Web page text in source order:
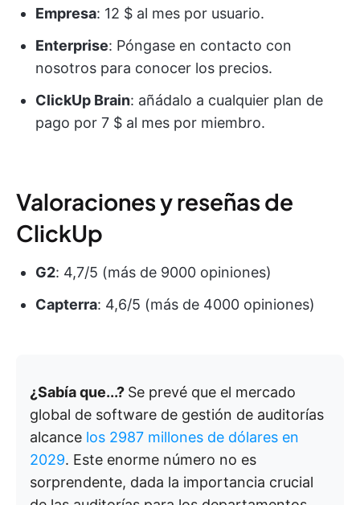
Empresa: 12 $ al mes por usuario.
Enterprise: Póngase en contacto con
nosotros para conocer los precios.
ClickUp Brain: añádalo a cualquier plan de
pago por 7 $ al mes por miembro.
Valoraciones y reseñas de
ClickUp
G2: 4,7/5 (más de 9000 opiniones)
Capterra: 4,6/5 (más de 4000 opiniones)
¿Sabía que...? Se prevé que el mercado
global de software de gestión de auditorías
alcance los 2987 millones de dólares en
2029. Este enorme número no es
sorprendente, dada la importancia crucial